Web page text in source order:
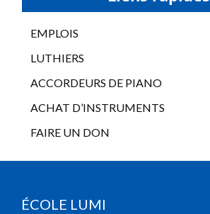
EMPLOIS
LUTHIERS
ACCORDEURS DE PIANO
ACHAT D’INSTRUMENTS
FAIRE UN DON
ÉCOLE LUMI